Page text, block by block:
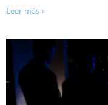
Leer más »